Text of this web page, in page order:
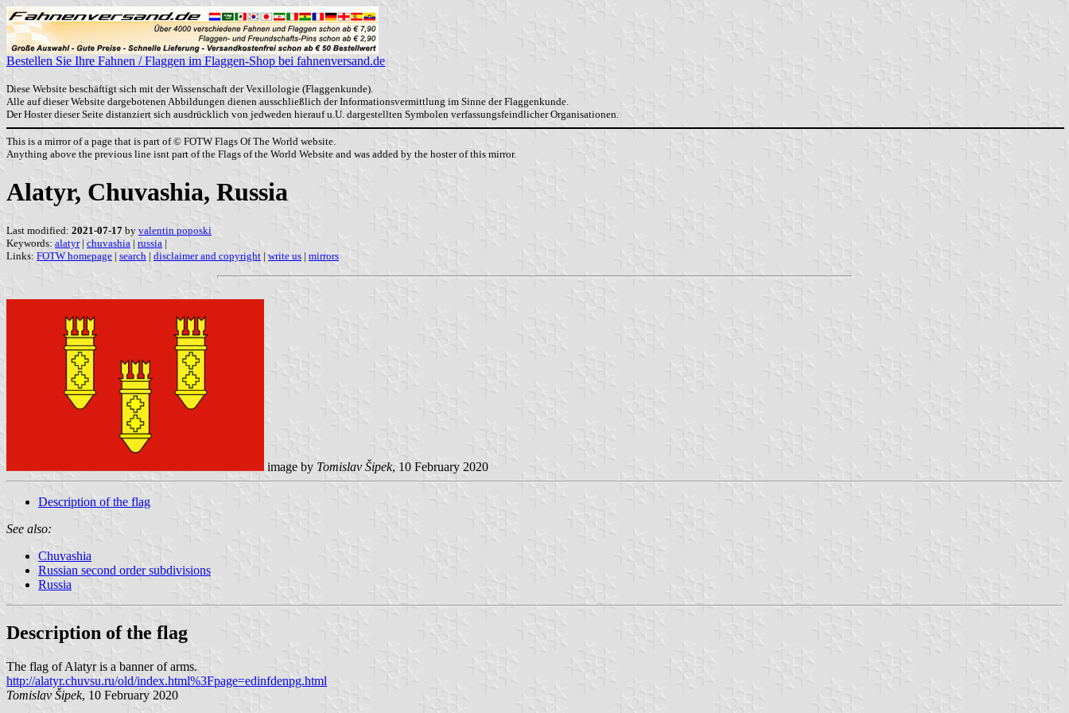
Bestellen Sie Ihre Fahnen / Flaggen im Flaggen-Shop bei fahnenversand.de
Diese Website beschäftigt sich mit der Wissenschaft der Vexillologie (Flaggenkunde).
Alle auf dieser Website dargebotenen Abbildungen dienen ausschließlich der Informationsvermittlung im Sinne der Flaggenkunde.
Der Hoster dieser Seite distanziert sich ausdrücklich von jedweden hierauf u.U. dargestellten Symbolen verfassungsfeindlicher Organisationen.
This is a mirror of a page that is part of © FOTW Flags Of The World website.
Anything above the previous line isnt part of the Flags of the World Website and was added by the hoster of this mirror.
Alatyr, Chuvashia, Russia
Last modified: 2021-07-17 by valentin poposki
Keywords: alatyr| chuvashia | russia |
Links: FOTW homepage | search | disclaimer and copyright | write us | mirrors
image by Tomislav Šipek, 10 February 2020
Description of the flag
See also:
Chuvashia
Russian second order subdivisions
Russia
Description of the flag
The flag of Alatyr is a banner of arms.
http://alatyr.chuvsu.ru/old/index.html%3Fpage=edinfdenpg.html
Tomislav Šipek, 10 February 2020